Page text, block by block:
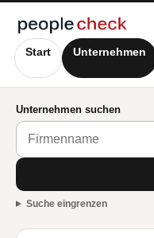
Start Unternehmen
Unternehmen suchen
Suche eingrenzen